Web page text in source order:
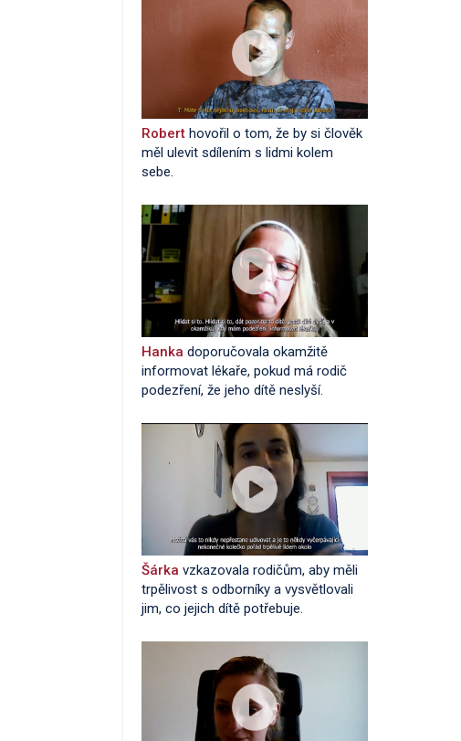
Robert hovořil o tom, že by si člověk
měl ulevit sdílením s lidmi kolem
sebe.
Hanka doporučovala okamžitě
informovat lékaře, pokud má rodič
podezření, že jeho dítě neslyší.
Šárka vzkazovala rodičům, aby měli
trpělivost s odborníky a vysvětlovali
jim, co jejich dítě potřebuje.